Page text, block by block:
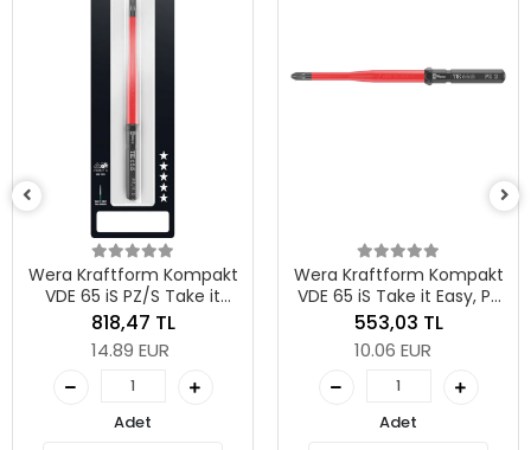
Wera Kraftform Kompakt
VDE 65 iS Take it Easy, PZ
2 x 157 mm
553,03 TL
10.06 EUR
VDE 65 iS Take it
7.31 EUR
Sepete Ekle